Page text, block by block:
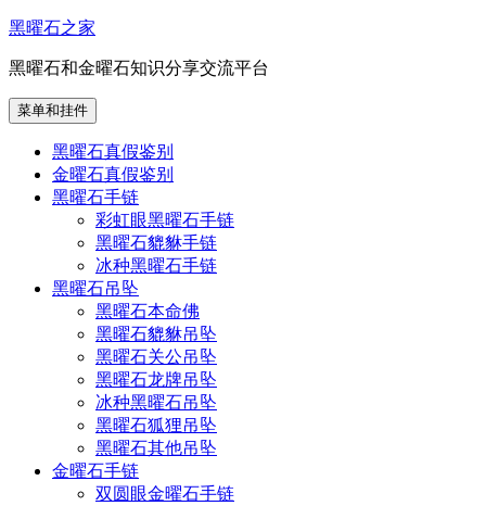
跳
内
容
黑曜石之家
黑曜石和金曜石知识分享交流平台
菜单和挂件
黑曜石真假鉴别
金曜石真假鉴别
黑曜石手链
彩虹眼黑曜石手链
黑曜石貔貅手链
冰种黑曜石手链
黑曜石吊坠
黑曜石本命佛
黑曜石貔貅吊坠
黑曜石关公吊坠
黑曜石龙牌吊坠
冰种黑曜石吊坠
黑曜石狐狸吊坠
黑曜石其他吊坠
金曜石手链
双圆眼金曜石手链